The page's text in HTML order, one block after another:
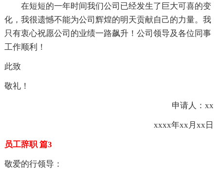
在短短的一年时间我们公司已经发生了巨大可喜的变
化，我很遗憾不能为公司辉煌的明天贡献自己的力量。我
只有衷心祝愿公司的业绩一路飙升！公司领导及各位同事
工作顺利！
此致
敬礼！
申请人：xx
xxxx年xx月xx日
员工辞职 篇3
敬爱的行领导：